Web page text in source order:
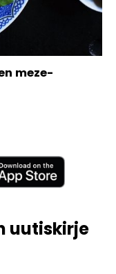
meze-
uutiskirje